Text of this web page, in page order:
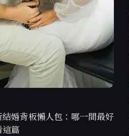
婚背板懶人包：哪一間最好
篇